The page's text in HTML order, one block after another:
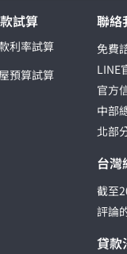
試算
利率試算
預算試算
聯絡
免費
LINE
官方
中部
北部
台灣
截至
評論
貸款